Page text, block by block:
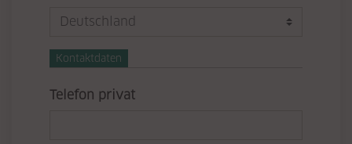
Kontaktdaten
Telefon privat